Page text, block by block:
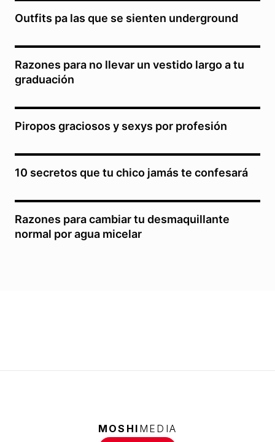
Outfits pa las que se sienten underground
Razones para no llevar un vestido largo a tu
graduación
Piropos graciosos y sexys por profesión
10 secretos que tu chico jamás te confesará
Razones para cambiar tu desmaquillante
normal por agua micelar
MOSHI MEDIA